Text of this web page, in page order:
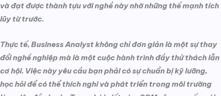
và đạt được thành tựu với nghề này nhờ những thế mạnh tích
lũy từ trước.
Thực tế, Business Analyst không chỉ đơn giản là một sự thay
đổi nghề nghiệp mà là một cuộc hành trình đầy thử thách lẫn
cơ hội. Việc này yêu cầu bạn phải có sự chuẩn bị kỹ lưỡng,
học hỏi để có thể thích nghi và phát triển trong môi trường